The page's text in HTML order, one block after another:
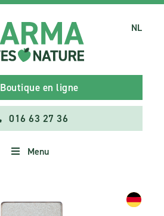
Boutique en ligne
016 63 27 36
Menu
NL